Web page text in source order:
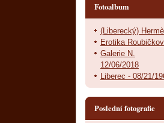
Fotoalbum
(Liberecký)
Erotika
Galerie N.
12/06/2018
Liberec - 08/21/
Poslední fotografie